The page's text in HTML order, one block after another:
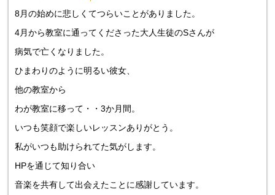
8月の始めに悲しくてつらいことがありました。
4月から教室に通ってくださった大人生徒のSさんが
病気で亡くなりました。
ひまわりのように明るい彼女、
他の教室から
わが教室に移って・・3か月間。
いつも笑顔で楽しいレッスンありがとう。
私がいつも助けられてた気がします。
HPを通じて知り合い
音楽を共有して出会えたことに感謝しています。